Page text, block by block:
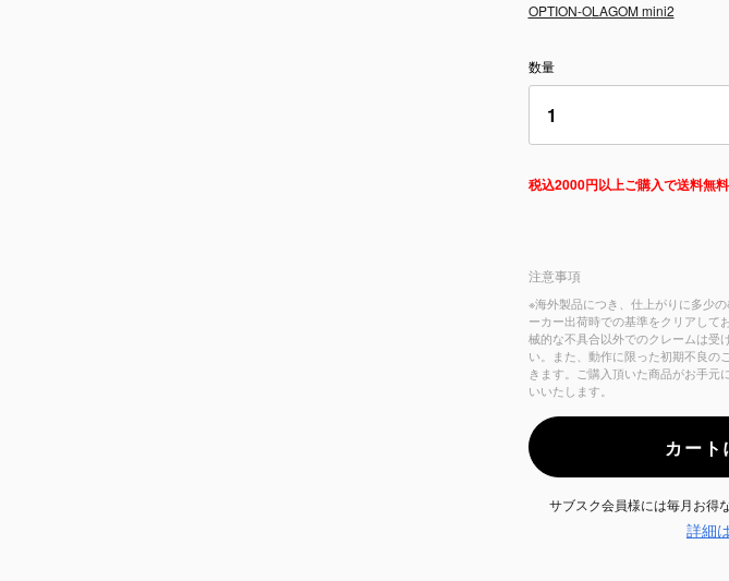
OPTION-OLAGOM mini2
数量
税込2000円以上ご購入で送料無料
注意事項
※海外製品につき、仕上がりに多少
ーカー出荷時での基準をクリアして
械的な不具合以外でのクレームは受
い。また、動作に限った初期不良の
きます。ご購入頂いた商品がお手元
いいたします。
カート
サブスク会員様には毎月お得
詳細